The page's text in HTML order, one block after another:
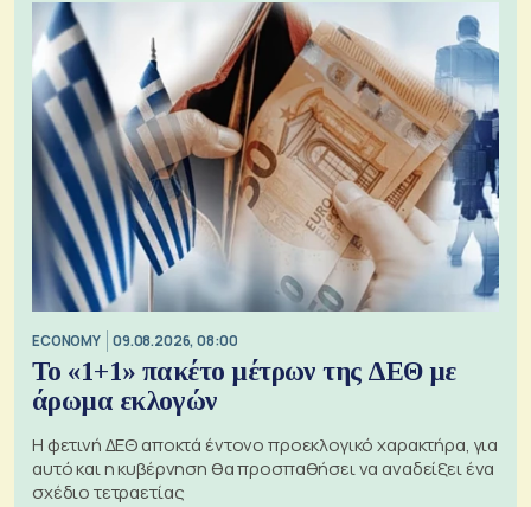
ECONOMY 09.08.2026, 08:00
Το «1+1» πακέτο μέτρων της ΔΕΘ με
άρωμα εκλογών
Η φετινή ΔΕΘ αποκτά έντονο προεκλογικό χαρακτήρα, για
αυτό και η κυβέρνηση θα προσπαθήσει να αναδείξει ένα
σχέδιο τετραετίας